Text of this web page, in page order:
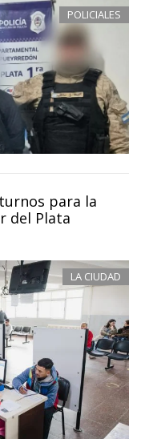
POLICIALES
para la
del Plata
LA CIUDAD